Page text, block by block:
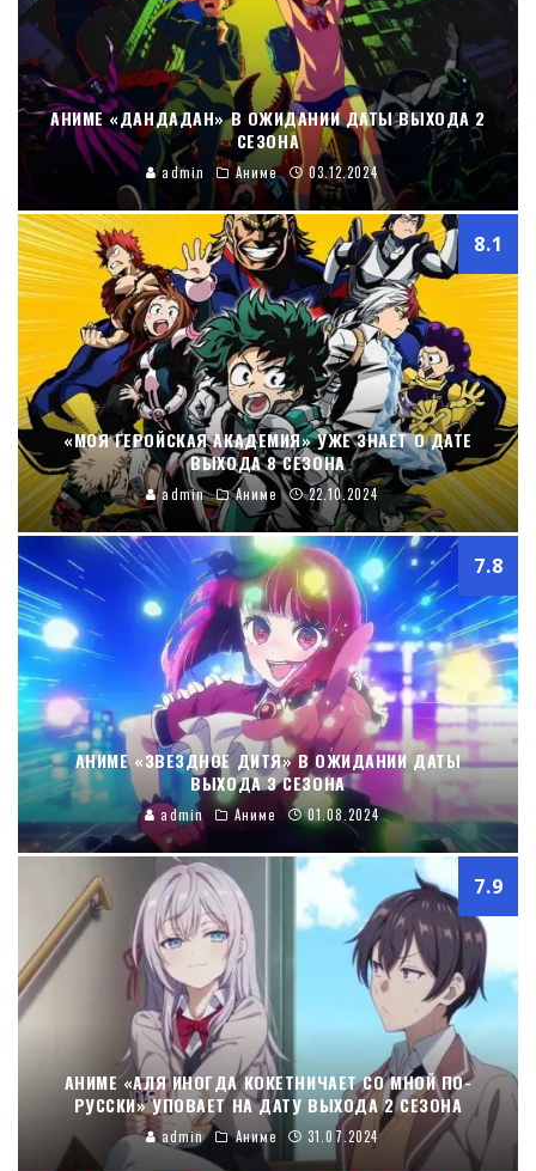
АНИМЕ «ДАНДАДАН» В ОЖИДАНИИ ДАТЫ ВЫХОДА 2
СЕЗОНА
admin Аниме 03.12.2024
8.1
«МОЯ ГЕРОЙСКАЯ АКАДЕМИЯ» УЖЕ ЗНАЕТ О ДАТЕ
ВЫХОДА 8 СЕЗОНА
admin Аниме 22.10.2024
7.8
АНИМЕ «ЗВЕЗДНОЕ ДИТЯ» В ОЖИДАНИИ ДАТЫ
ВЫХОДА 3 СЕЗОНА
admin Аниме 01.08.2024
7.9
АНИМЕ «АЛЯ ИНОГДА КОКЕТНИЧАЕТ СО МНОЙ ПО-
РУССКИ» УПОВАЕТ НА ДАТУ ВЫХОДА 2 СЕЗОНА
admin Аниме 31.07.2024